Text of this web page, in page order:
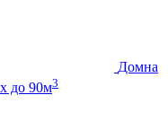
Домна
до 90м3